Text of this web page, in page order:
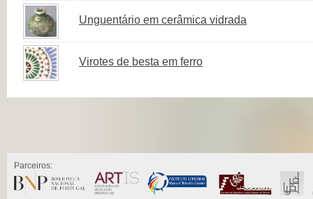
Unguentário em cerâmica vidrada
Virotes de besta em ferro
Parceiros: